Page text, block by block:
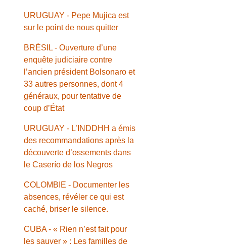
URUGUAY - Pepe Mujica est
sur le point de nous quitter
BRÉSIL - Ouverture d’une
enquête judiciaire contre
l’ancien président Bolsonaro et
33 autres personnes, dont 4
généraux, pour tentative de
coup d’État
URUGUAY - L’INDDHH a émis
des recommandations après la
découverte d’ossements dans
le Caserío de los Negros
COLOMBIE - Documenter les
absences, révéler ce qui est
caché, briser le silence.
CUBA - « Rien n’est fait pour
les sauver » : Les familles de